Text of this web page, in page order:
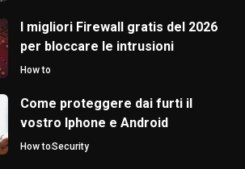
I migliori Firewall gratis del 2026
per bloccare le intrusioni
How to
Come proteggere dai furti il
vostro Iphone e Android
How toSecurity